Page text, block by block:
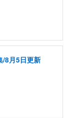
/8月5日更新